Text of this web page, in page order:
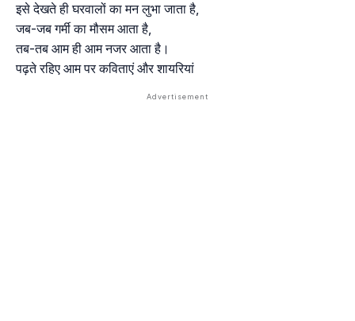
इसे देखते ही घरवालों का मन लुभा जाता है,
जब-जब गर्मी का मौसम आता है,
तब-तब आम ही आम नजर आता है।
पढ़ते रहिए आम पर कविताएं और शायरियां